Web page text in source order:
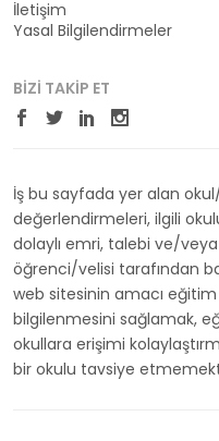
İletişim
Yasal Bilgilendirmeler
BIZI TAKIP ET
İş bu sayfada yer alan
değerlendirmeleri, ilgili
dolaylı emri, talebi ve/veya
öğrenci/velisi tarafından
web sitesinin amacı
bilgilenmesini sağlamak,
okullara erişimi
bir okulu tavsiye